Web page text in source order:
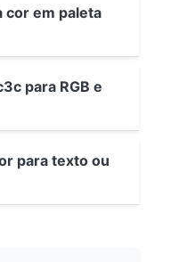
cor em paleta
para RGB e
para texto ou